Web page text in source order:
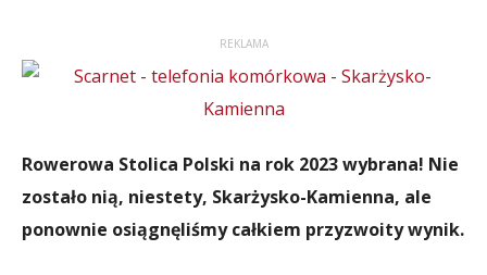
REKLAMA
Rowerowa Stolica Polski na rok 2023 wybrana! Nie
zostało nią, niestety, Skarżysko-Kamienna, ale
ponownie osiągnęliśmy całkiem przyzwoity wynik.